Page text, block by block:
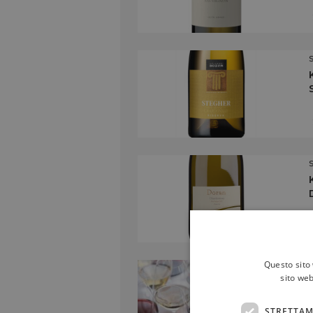
Questo
sito